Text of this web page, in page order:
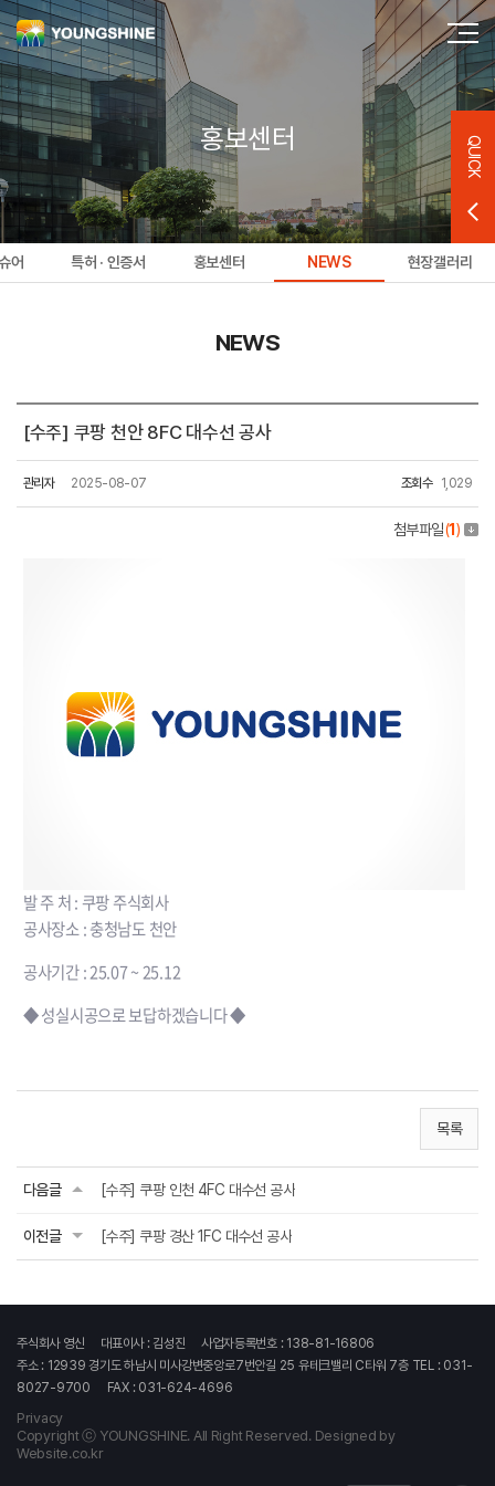
홍보센터
어 특허 · 인증서 홍보센터 NEWS 현장갤러리
NEWS
[수주] 쿠팡 천안 8FC 대수선 공사
관리자 2025-08-07 조회수 1,029
첨부파일(1 )
발 주 처 : 쿠팡 주식회사
공사장소 : 충청남도 천안
공사기간 : 25.07 ~ 25.12
◆ 성실시공으로 보답하겠습니다 ◆
목록
다음글 [수주] 쿠팡 인천 4FC 대수선 공사
이전글 [수주] 쿠팡 경산 1FC 대수선 공사
QUICK
주식회사 영신 대표이사 : 김성진
사업자등록번호 : 138-81-16806
주소 : 12939 경기도 하남시 미사강변중앙로7번안길 25 유테크밸리 C타워 7층 TEL : 031-
8027-9700
FAX : 031-624-4696
Privacy
Copyright ⓒ YOUNGSHINE. All Right Reserved. Designed by
Website.co.kr